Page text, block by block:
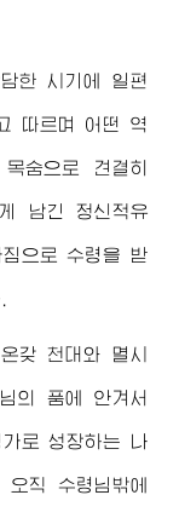
한 시기에 일편
따르며 어떤 역
숨으로 견결히
남긴 정신적유
으로 수령을 받
갖 천대와 멸시
의 품에 안겨서
로 성장하는 나
오직 수령님 밖에